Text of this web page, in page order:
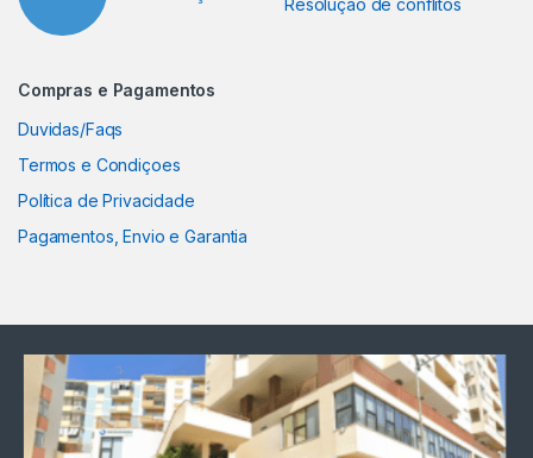
Resolução de conflitos
Compras e Pagamentos
Duvidas/Faqs
Termos e Condiçoes
Política de Privacidade
Pagamentos, Envio e Garantia